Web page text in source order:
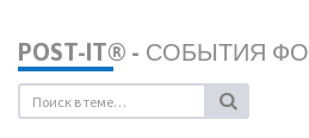
POST-IT® - СОБЫТИЯ